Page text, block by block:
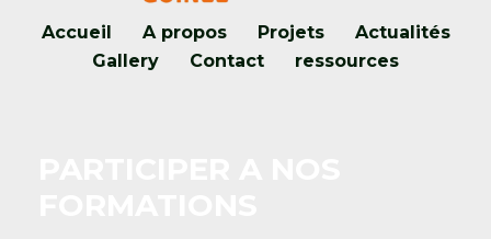
Accueil A propos Projets
Actualités
Gallery
Contact ressources